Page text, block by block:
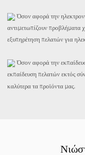
Όσον αφορά την
αντιμετωπίζουν προβλήματα
εξυπηρέτηση πελατών για
Όσον αφορά την
εκπαίδευση πελατών εκτός
καλύτερα τα προϊόντα μας.